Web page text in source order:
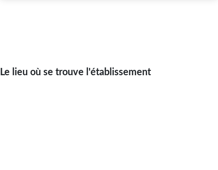
Le lieu où se trouve l'établissement